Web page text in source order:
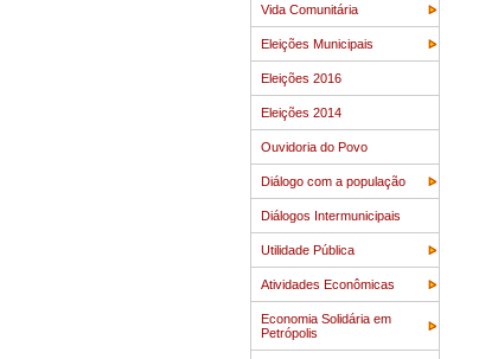
Vida Comunitária
Eleições Municipais
Eleições 2016
Eleições 2014
Ouvidoria do Povo
Diálogo com a população
Diálogos Intermunicipais
Utilidade Pública
Atividades Econômicas
Economia Solidária em
Petrópolis